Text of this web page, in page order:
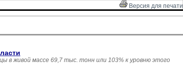
Версия для печати
в живой массе 69,7 тыс. тонн или 103% к уровню этого